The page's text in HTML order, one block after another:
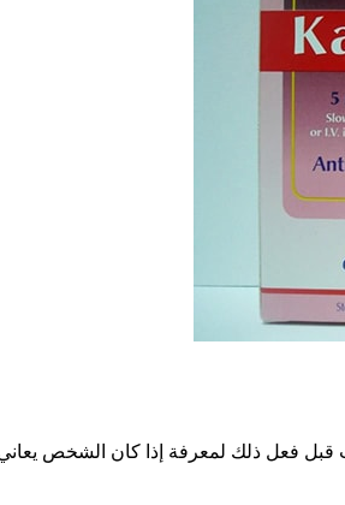
قبل فعل ذلك لمعرفة إذا كان الشخص